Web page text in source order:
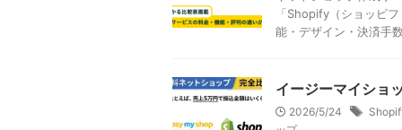
「Shopify（ショッピ
能・デザイン・決済手
イージーマイショ
2026/5/24